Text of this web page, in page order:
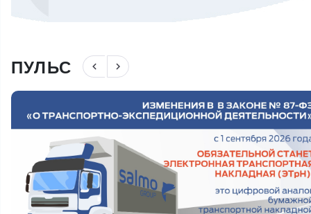
ПУЛЬС navigate_before navigate_next